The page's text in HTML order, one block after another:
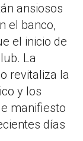
ansiosos
el banco,
el inicio de
La
revitaliza la
y los
manifiesto
días